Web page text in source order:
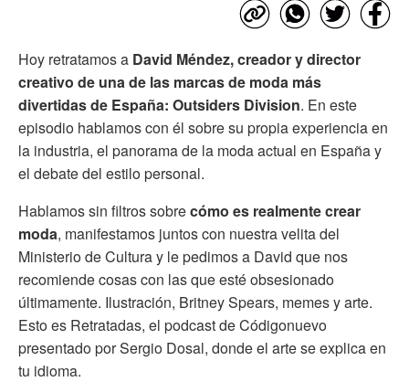
Hoy retratamos a David Méndez, creador y director
creativo de una de las marcas de moda más
divertidas de España: Outsiders Division. En este
episodio hablamos con él sobre su propia experiencia en
la industria, el panorama de la moda actual en España y
el debate del estilo personal.
Hablamos sin filtros sobrecómo es realmente crear
moda, manifestamos juntos con nuestra velita del
Ministerio de Cultura y le pedimos a David que nos
recomiende cosas con las que esté obsesionado
últimamente. Ilustración, Britney Spears, memes y arte.
Esto es Retratadas, el podcast de Códigonuevo
presentado por Sergio Dosal, donde el arte se explica en
tu idioma.